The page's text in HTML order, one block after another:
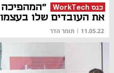
כנס WorkTech
את העובדים שלו
11.05.22
| תומר הדר